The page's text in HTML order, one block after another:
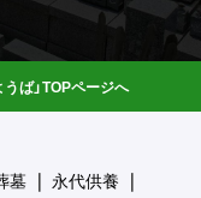
ば」TOPページへ
墓
永代供養